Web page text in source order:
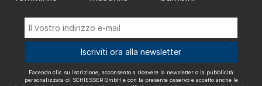
"Newsletter". Posso revocare questo consenso in qualsiasi momento
con effetto futuro.
Spediamo con
Iscriviti ora alla newsletter
Facendo clic su Iscrizione, acconsento a ricevere la newsletter o la pubblicità
personalizzata di SCHIESSER GmbH e con la presente osservo e accetto anche le